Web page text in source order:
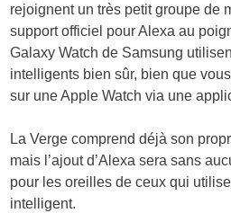
rejoignent un très petit groupe de
support officiel pour Alexa au
Galaxy Watch de Samsung
intelligents bien sûr, bien que
sur une Apple Watch via une
La Verge comprend déjà son
mais l’ajout d’Alexa sera sans
pour les oreilles de ceux qui
intelligent.